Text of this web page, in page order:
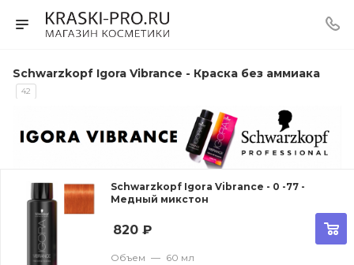
Schwarzkopf Igora Vibrance - Краска без аммиака
42
Schwarzkopf Igora Vibrance - 0 -77 -
Медный микстон
820 ₽
Объем — 60 мл